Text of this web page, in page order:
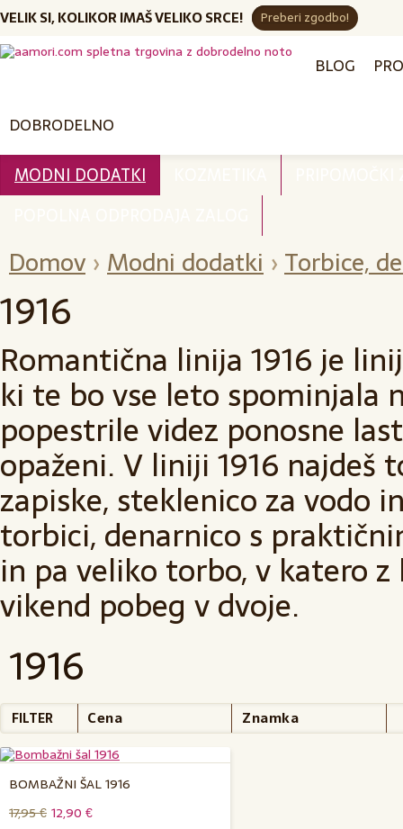
VELIK SI, KOLIKOR IMAŠ VELIKO SRCE! Preberi zgodbo!
BLOG
DOBRODELNO
MODNI DODATKI
Domov › Modni dodatki ›Torbice,
1916
Romantična linija 1916 je
ki te bo vse leto spominjala
popestrile videz ponosne
opaženi. V liniji 1916 najdeš
zapiske, steklenico za vodo
torbici, denarnico s
in pa veliko torbo, v katero
vikend pobeg v dvoje.
1916
FILTER Cena Znamka
BOMBAŽNI ŠAL 1916
17,95 € 12,90 €